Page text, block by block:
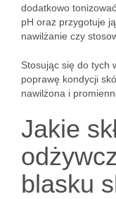
dodatkowo
pH oraz przygotuje
nawilżanie czy
Stosując się do tych
poprawę kondycji
nawilżona i
Jakie
blasku